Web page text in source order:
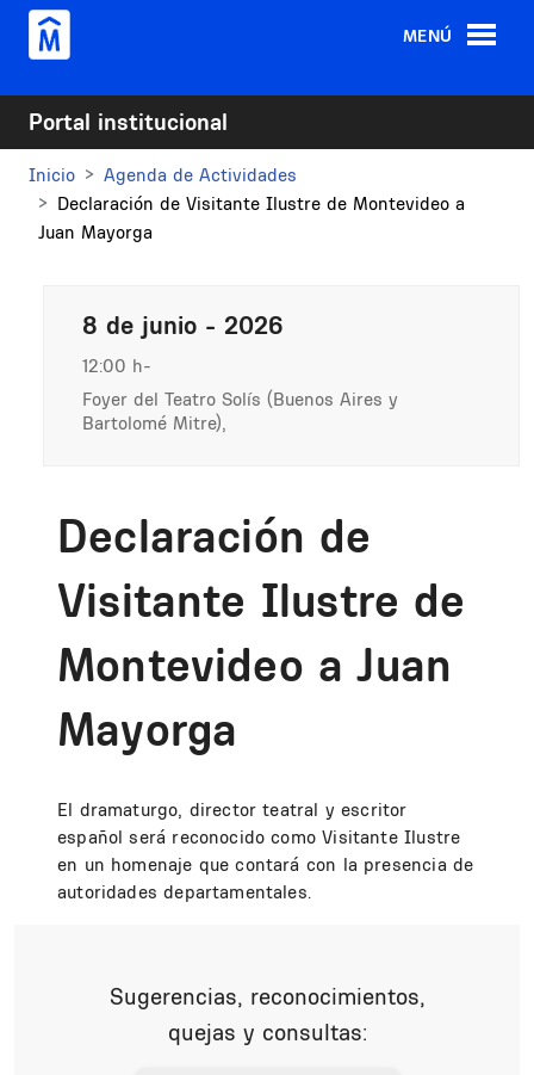
Pasar al contenido principal
MENÚ
Portal institucional
Inicio
Agenda de Actividades
Declaración de Visitante Ilustre de Montevideo a
Juan Mayorga
8 de junio - 2026
12:00 h
Foyer del Teatro Solís (Buenos Aires y
Bartolomé Mitre),
Declaración de
Visitante Ilustre de
Montevideo a Juan
Mayorga
El dramaturgo, director teatral y escritor
español será reconocido como Visitante Ilustre
en un homenaje que contará con la presencia de
autoridades departamentales.
Sugerencias, reconocimientos,
quejas y consultas: